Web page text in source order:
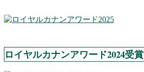
ロイヤルカナンアワード2024受賞